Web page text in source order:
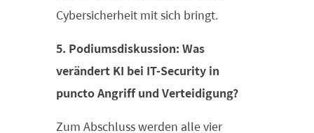
Cybersicherheit mit sich bringt.
5. Podiumsdiskussion: Was
verändert KI bei IT-Security in
puncto Angriff und Verteidigung?
Zum Abschluss werden alle vier